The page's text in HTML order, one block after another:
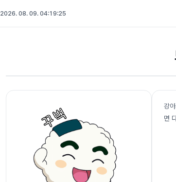
2026. 08. 09. 04:19:26
강
면